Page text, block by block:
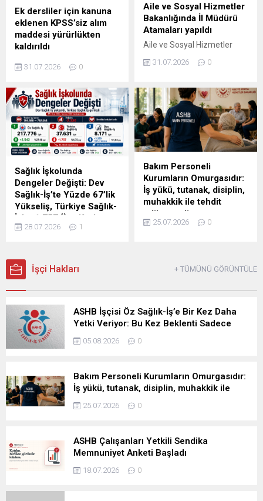
yöneticilerine ve üyelere
gönderildiği anlaşılan
mesajda, yeni dönem toplu
iş sözleşmesi için gerekli
sağlandığı ve sendikanın
masasına oturmaya hak...
Ek dersliler için kanuna
eklenen KPSS’siz alım
maddesi yürürlükten
kaldırıldı
Alımında Mülakat Hükmü
Hizmetler Bakanlığında
sözleşmeli sosyal hizmet
personeli alımlarına ilişkin
önemli bir değişiklik yapıldı.
31 Temmuz 2026 tarihli
Resmî Gazete’de
yayımlanan düzenlemeyle,
ek derslilerin KPSS olmadan,
sosyal hizmet personeli
kadrolarına atanmasına
dair Bakanlıkça yapılacak
yazılı ve/veya sözlü sınav
öngören...
31.07.2026 0
Aile ve Sosyal Hizmetler
Bakanlığında İl Müdürü
Atamaları yapıldı
Aile ve Sosyal Hizmetler
müdürleri görevden
Manisa, Diyarbakır, Malatya,
Elazığ, Erzincan ve Bilecik il
müdürlüklerine yeni
atamalar yapıldı.
Cumhurbaşkanı Recep
Tayyip Erdoğan’ın imzasıyla
yayımlanan 2026/205 ve
2026/206 sayılı kararlar
kapsamında Aile ve Sosyal
Hizmetler Bakanlığının taşra
teşkilatında önemli görev
değişikliklerine gidildi. Üç il
31.07.2026 0
Sağlık İşkolunda
Dengeler Değişti: Dev
Sağlık-İş’te Yüzde 67’lik
Yükseliş, Türkiye Sağlık-
İş’te 1.757 Üye Kaybı
Çalışma ve Sosyal Güvenlik
Temmuz 2026 işkolu
istatistiklerinin
karşılaştırılması, sağlık ve
sosyal hizmetler işkolundaki
sendikal dengelerin altı ayda
önemli ölçüde değiştiğini
ortaya koydu. Ocak 2026’da
794 bin 898 olan sağlık ve
toplam işçi sayısı, Temmuz
2026’da 792 bin 568’e
geriledi. Böylece işkolunda...
28.07.2026 1
Bakım Personeli
Kurumların Omurgasıdır:
İş yükü, tutanak, disiplin,
muhakkik ile tehdit
edilmemeli
İnsan hayatına dokunan
görev tanımı dışındaki işlere,
Hizmetler Bakanlığına bağlı
kuruluşlarda çalışan bakım
insanların hayatına
doğrudan dokunuyor.
25.07.2026 0
İşçi Hakları + TÜMÜNÜ GÖRÜNTÜLE
ASHB İşçisi Öz Sağlık-İş’e Bir Kez Daha
Yetki Veriyor: Bu Kez Beklenti Sadece
Söz Değil, Çözüm
05.08.2026 0
Bakım Personeli Kurumların Omurgasıdır:
İş yükü, tutanak, disiplin, muhakkik ile
tehdit edilmemeli
25.07.2026 0
ASHB Çalışanları Yetkili Sendika
Memnuniyet Anketi Başladı
18.07.2026 0